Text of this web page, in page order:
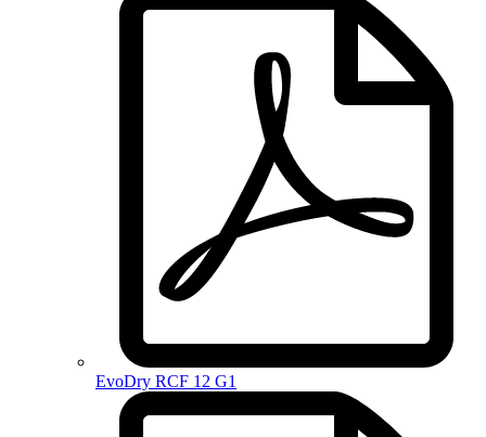
EvoDry RCF 12 G1